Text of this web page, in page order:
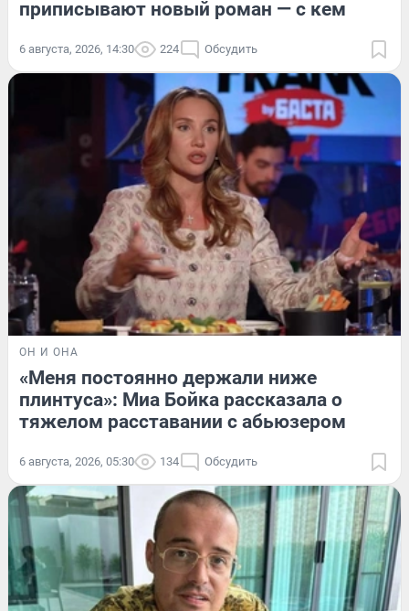
приписывают новый роман — с кем
6 августа, 2026, 14:30 224 Обсудить
ОН И ОНА
«Меня постоянно держали ниже
плинтуса»: Миа Бойка рассказала о
тяжелом расставании с абьюзером
6 августа, 2026, 05:30 134 Обсудить